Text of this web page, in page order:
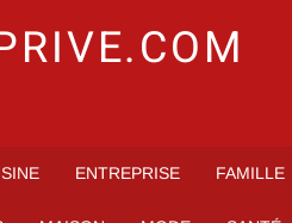
ENTREPRISE FAMILLE